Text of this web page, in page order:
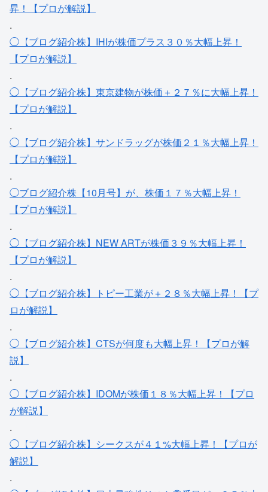
昇！【プロが解説】
.
◯【ブログ紹介株】IHIが株価プラス３０％大幅上昇！
【プロが解説】
.
◯【ブログ紹介株】東京建物が株価＋２７％に大幅上昇！
【プロが解説】
.
◯【ブログ紹介株】サンドラッグが株価２１％大幅上昇！
【プロが解説】
.
◯ブログ紹介株【10月号】が、株価１７％大幅上昇！
【プロが解説】
.
◯【ブログ紹介株】NEW ARTが株価３９％大幅上昇！
【プロが解説】
.
◯【ブログ紹介株】トピー工業が＋２８％大幅上昇！【プ
ロが解説】
.
◯【ブログ紹介株】CTSが何度も大幅上昇！【プロが解
説】
.
◯【ブログ紹介株】IDOMが株価１８％大幅上昇！【プロ
が解説】
.
◯【ブログ紹介株】シークスが４１%大幅上昇！【プロが
解説】
.